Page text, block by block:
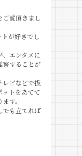
ご覧頂きまし
が好きでし
エンタメに
察することが
レビなどで扱
ットをあてて
す。
でも立てれば